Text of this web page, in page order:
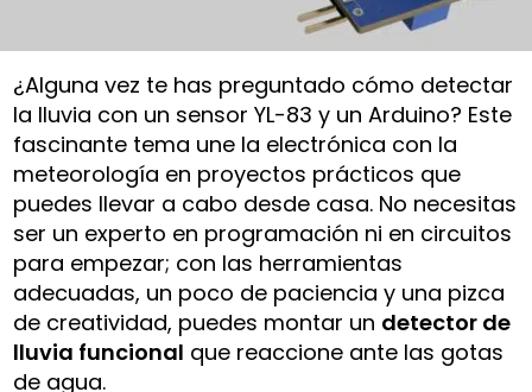
¿Alguna vez te has preguntado cómo detectar
la lluvia con un sensor YL-83 y un Arduino? Este
fascinante tema une la electrónica con la
meteorología en proyectos prácticos que
puedes llevar a cabo desde casa. No necesitas
ser un experto en programación ni en circuitos
para empezar; con las herramientas
adecuadas, un poco de paciencia y una pizca
de creatividad, puedes montar un detector de
lluvia funcional que reaccione ante las gotas
de agua.